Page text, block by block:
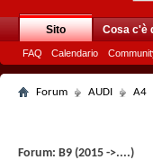
Sito
FAQ Calendario
Cosa c'è
Forum AUDI A4
Forum: B9 (2015 ->....)